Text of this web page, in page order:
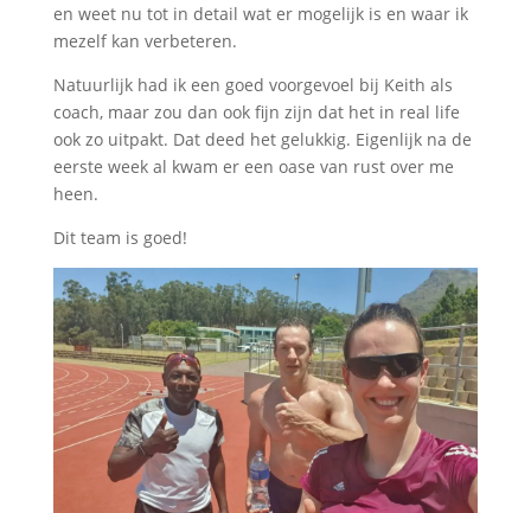
en weet nu tot in detail wat er mogelijk is en waar ik
mezelf kan verbeteren.
Natuurlijk had ik een goed voorgevoel bij Keith als
coach, maar zou dan ook fijn zijn dat het in real life
ook zo uitpakt. Dat deed het gelukkig. Eigenlijk na de
eerste week al kwam er een oase van rust over me
heen.
Dit team is goed!